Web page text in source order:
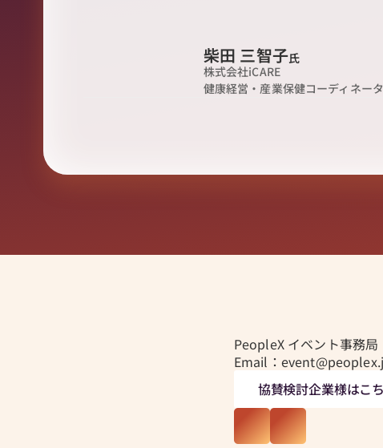
SPEAKER 登壇者
柴田 三智子氏
株式会社iCARE
健康経営・産業保健コーディネー
TPeopleX イベント事務局
Email：
協賛検討企業様はこ